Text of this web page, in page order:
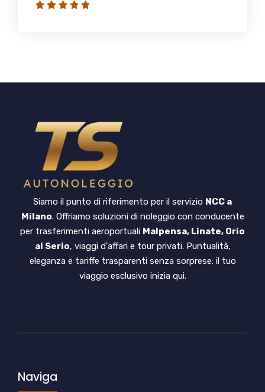
Siamo il punto di riferimento per il servizio NCC a
Milano. Offriamo soluzioni di noleggio con conducente
per trasferimenti aeroportuali Malpensa, Linate, Orio
al Serio, viaggi d'affari e tour privati. Puntualità,
eleganza e tariffe trasparenti senza sorprese: il tuo
viaggio esclusivo inizia qui.
Naviga